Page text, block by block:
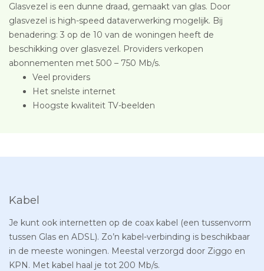
Glasvezel is een dunne draad, gemaakt van glas. Door
glasvezel is high-speed dataverwerking mogelijk. Bij
benadering: 3 op de 10 van de woningen heeft de
beschikking over glasvezel. Providers verkopen
abonnementen met 500 – 750 Mb/s.
Veel providers
Het snelste internet
Hoogste kwaliteit TV-beelden
Kabel
Je kunt ook internetten op de coax kabel (een tussenvorm
tussen Glas en ADSL). Zo’n kabel-verbinding is beschikbaar
in de meeste woningen. Meestal verzorgd door Ziggo en
KPN. Met kabel haal je tot 200 Mb/s.